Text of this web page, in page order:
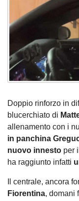
Doppio rinforzo in
blucerchiato di
allenamento con i
in panchina
nuovo innesto per
ha raggiunto infatti
Il centrale, ancora
Fiorentina, domani